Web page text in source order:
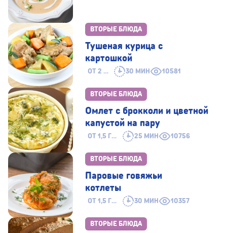
ВТОРЫЕ БЛЮДА
ОТ 2 ЛЕТ 30 МИН 10581
Тушеная курица с
картошкой
ВТОРЫЕ БЛЮДА
ОТ 1,5 ГОДА 25 МИН 10756
Омлет с брокколи и цветной
капустой на пару
ВТОРЫЕ БЛЮДА
ОТ 1,5 ГОДА 30 МИН 10357
Паровые говяжьи
котлеты
ВТОРЫЕ БЛЮДА